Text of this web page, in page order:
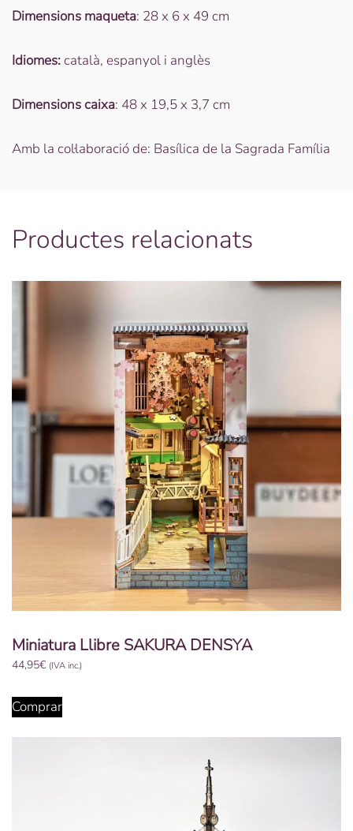
Dimensions maqueta: 28 x 6 x 49 cm
Idiomes:català, espanyol i anglès
Dimensionscaixa: 48 x 19,5 x 3,7 cm
Amb la col·laboració de: Basílica de la Sagrada Família
Productes relacionats
Miniatura Llibre SAKURA DENSYA
44,95€ (IVA inc.)
Comprar